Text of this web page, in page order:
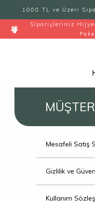
1000 TL ve Üzeri
Siparişleriniz
Mesafeli Satış
Gizlilik ve
Kullanım